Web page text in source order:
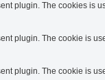
plugin. The cookies is
plugin. The cookie is
plugin. The cookie is